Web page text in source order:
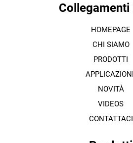
Collegamenti
HOMEPAGE
CHI SIAMO
PRODOTTI
NOVITÀ
VIDEOS
CONTATTACI